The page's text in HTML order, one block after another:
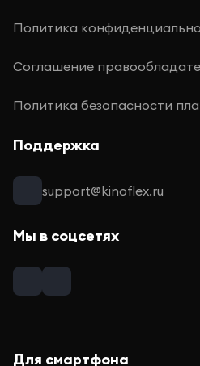
Политика
Соглашение
Политика безопасности
Поддержка
support@kinoflex.ru
Мы в соцсетях
Для смартфона